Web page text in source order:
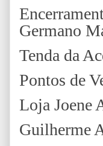
Germano
Tenda da
Pontos de
Loja Joene
Guilherme